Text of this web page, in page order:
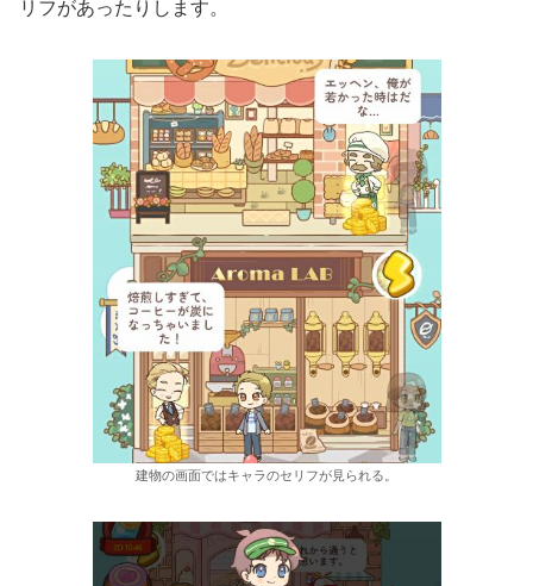
リフがあったりします。
建物の画面ではキャラのセリフが見られる。